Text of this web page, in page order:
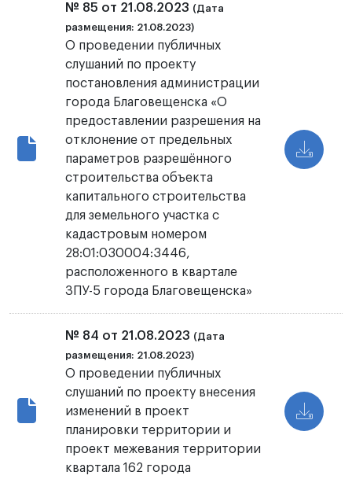
№ 85 от 21.08.2023 (Дата
размещения: 21.08.2023)
О проведении публичных
слушаний по проекту
постановления администрации
города Благовещенска «О
предоставлении разрешения на
отклонение от предельных
параметров разрешённого
строительства объекта
капитального строительства
для земельного участка с
кадастровым номером
28:01:030004:3446,
расположенного в квартале
ЗПУ-5 города Благовещенска»
№ 84 от 21.08.2023 (Дата
размещения: 21.08.2023)
О проведении публичных
слушаний по проекту внесения
изменений в проект
планировки территории и
проект межевания территории
квартала 162 города